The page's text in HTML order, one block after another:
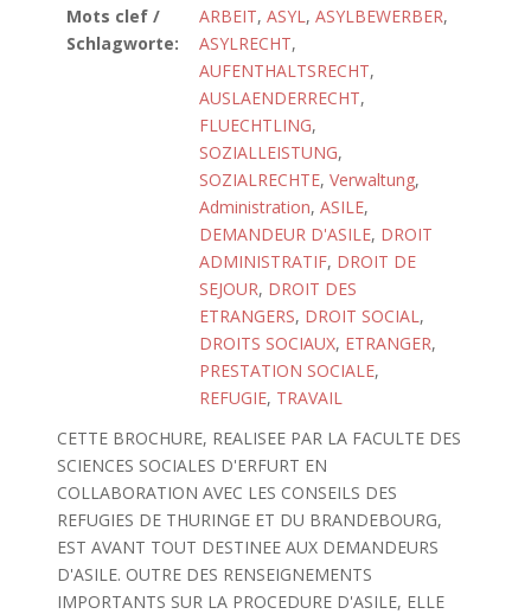
Mots clef /
Schlagworte:
ARBEIT, ASYL, ASYLBEWERBER,
ASYLRECHT,
AUFENTHALTSRECHT,
AUSLAENDERRECHT,
FLUECHTLING,
SOZIALLEISTUNG,
SOZIALRECHTE, Verwaltung,
Administration, ASILE,
DEMANDEUR D'ASILE, DROIT
ADMINISTRATIF, DROIT DE
SEJOUR, DROIT DES
ETRANGERS, DROIT SOCIAL,
DROITS SOCIAUX, ETRANGER,
PRESTATION SOCIALE,
REFUGIE, TRAVAIL
CETTE BROCHURE, REALISEE PAR LA FACULTE DES
SCIENCES SOCIALES D'ERFURT EN
COLLABORATION AVEC LES CONSEILS DES
REFUGIES DE THURINGE ET DU BRANDEBOURG,
EST AVANT TOUT DESTINEE AUX DEMANDEURS
D'ASILE. OUTRE DES RENSEIGNEMENTS
IMPORTANTS SUR LA PROCEDURE D'ASILE, ELLE